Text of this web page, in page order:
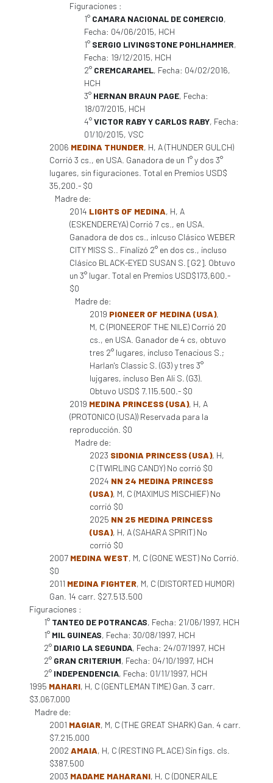
Figuraciones :
1° CAMARA NACIONAL DE COMERCIO,
Fecha: 04/06/2015, HCH
1° SERGIO LIVINGSTONE POHLHAMMER,
Fecha: 19/12/2015, HCH
2° CREMCARAMEL, Fecha: 04/02/2016,
HCH
3° HERNAN BRAUN PAGE, Fecha:
18/07/2015, HCH
4°VICTOR RABY Y CARLOS RABY, Fecha:
01/10/2015, VSC
2006 MEDINA THUNDER, H, A (THUNDER GULCH)
Corrió 3 cs., en USA. Ganadora de un 1° y dos 3°
lugares, sin figuraciones. Total en Premios USD$
35,200.- $0
Madre de:
2014 LIGHTS OF MEDINA, H, A
(ESKENDEREYA) Corrió 7 cs., en USA.
Ganadora de dos cs., inlcuso Clásico WEBER
CITY MISS S.. Finalizó 2° en dos cs., incluso
Clásico BLACK-EYED SUSAN S. [G2]. Obtuvo
un 3° lugar. Total en Premios USD$173,600.-
$0
Madre de:
2019 PIONEER OF MEDINA (USA),
M, C (PIONEEROF THE NILE) Corrió 20
cs., en USA. Ganador de 4 cs, obtuvo
tres 2° lugares, incluso Tenacious S.;
Harlan's Classic S. (G3) y tres 3°
lujgares, incluso Ben Ali S. (G3).
Obtuvo USD$ 7.115.500.- $0
2019 MEDINA PRINCESS (USA), H, A
(PROTONICO (USA)) Reservada para la
reproducción. $0
Madre de:
2023 SIDONIA PRINCESS (USA), H,
C (TWIRLING CANDY) No corrió $0
2024 NN 24 MEDINA PRINCESS
(USA), M, C (MAXIMUS MISCHIEF) No
corrió $0
2025 NN 25 MEDINA PRINCESS
(USA), H, A (SAHARA SPIRIT) No
corrió $0
2007 MEDINA WEST, M, C (GONE WEST) No Corrió.
$0
2011 MEDINA FIGHTER, M, C (DISTORTED HUMOR)
Gan. 14 carr. $27.513.500
Figuraciones :
1° TANTEO DE POTRANCAS, Fecha: 21/06/1997, HCH
1° MIL GUINEAS, Fecha: 30/08/1997, HCH
2° DIARIO LA SEGUNDA, Fecha: 24/07/1997, HCH
2° GRAN CRITERIUM, Fecha: 04/10/1997, HCH
2° INDEPENDENCIA, Fecha: 01/11/1997, HCH
1995 MAHARI, H, C (GENTLEMAN TIME) Gan. 3 carr.
$3.067.000
Madre de:
2001 MAGIAR, M, C (THE GREAT SHARK) Gan. 4 carr.
$7.215.000
2002 AMAIA, H, C (RESTING PLACE) Sin figs. cls.
$387.500
2003 MADAME MAHARANI, H, C (DONERAILE